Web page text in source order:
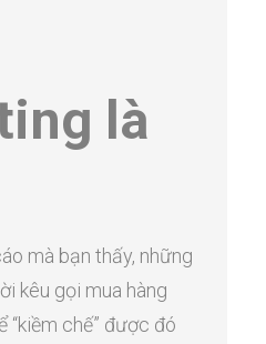
là
mà bạn thấy, những
kêu gọi mua hàng
“kiềm chế” được đó